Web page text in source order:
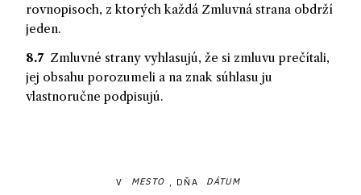
rovnopisoch, z ktorých každá Zmluvná strana obdrží
jeden.
8.7Zmluvné strany vyhlasujú, že si zmluvu prečítali,
jej obsahu porozumeli a na znak súhlasu ju
vlastnoručne podpisujú.
V , DŇA